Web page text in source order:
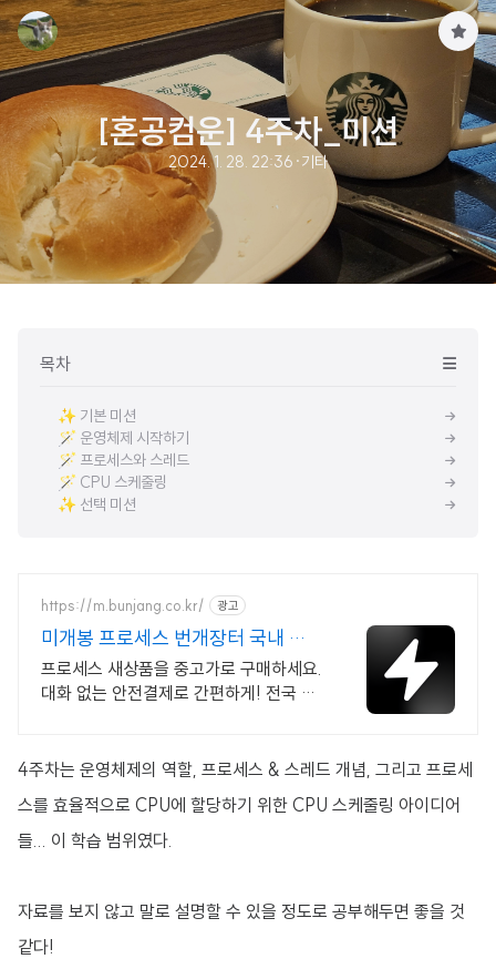
[혼공컴운] 4주차_미션
2024. 1. 28. 22:36 ·기타
목차
✨ 기본 미션
🪄 운영체제 시작하기
🪄 프로세스와 스레드
🪄 CPU 스케줄링
✨ 선택 미션
https://m.bunjang.co.kr/ 광고
미개봉 프로세스 번개장터 국내 최
대 브랜드 중고거래
프로세스 새상품을 중고가로 구매하세요.
대화 없는 안전결제로 간편하게! 전국 각
4주차는 운영체제의 역할, 프로세스 & 스레드 개념, 그리고 프로세
스를 효율적으로 CPU에 할당하기 위한 CPU 스케줄링 아이디어
들... 이 학습 범위였다.
자료를 보지 않고 말로 설명할 수 있을 정도로 공부해두면 좋을 것
같다!
구
하
기